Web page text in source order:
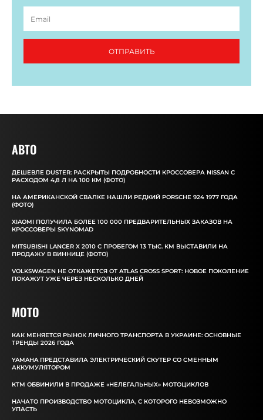
ОТПРАВИТЬ
АВТО
ДЕШЕВЛЕ DUSTER: РАСКРЫТЫ ПОДРОБНОСТИ КРОССОВЕРА NISSAN С
РАСХОДОМ 4,8 Л НА 100 КМ (ФОТО)
НА АМЕРИКАНСКОЙ СВАЛКЕ НАШЛИ РЕДКИЙ PORSCHE 924 1977 ГОДА
(ФОТО)
XIAOMI ПОЛУЧИЛА БОЛЕЕ 100 000 ПРЕДВАРИТЕЛЬНЫХ ЗАКАЗОВ НА
КРОССОВЕРЫ SKYNOMAD
MITSUBISHI LANCER X 2010 С ПРОБЕГОМ 13 ТЫС. КМ ВЫСТАВИЛИ НА
ПРОДАЖУ В ВИННИЦЕ (ФОТО)
VOLKSWAGEN НЕ ОТКАЖЕТСЯ ОТ ATLAS CROSS SPORT: НОВОЕ ПОКОЛЕНИЕ
ПОКАЖУТ УЖЕ ЧЕРЕЗ НЕСКОЛЬКО ДНЕЙ
MOTO
КАК МЕНЯЕТСЯ РЫНОК ЛИЧНОГО ТРАНСПОРТА В УКРАИНЕ: ОСНОВНЫЕ
ТРЕНДЫ 2026 ГОДА
YAMAHA ПРЕДСТАВИЛА ЭЛЕКТРИЧЕСКИЙ СКУТЕР СО СМЕННЫМ
АККУМУЛЯТОРОМ
КТМ ОБВИНИЛИ В ПРОДАЖЕ «НЕЛЕГАЛЬНЫХ» МОТОЦИКЛОВ
НАЧАТО ПРОИЗВОДСТВО МОТОЦИКЛА, С КОТОРОГО НЕВОЗМОЖНО
УПАСТЬ